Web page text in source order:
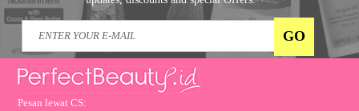
Pesan lewat CS: